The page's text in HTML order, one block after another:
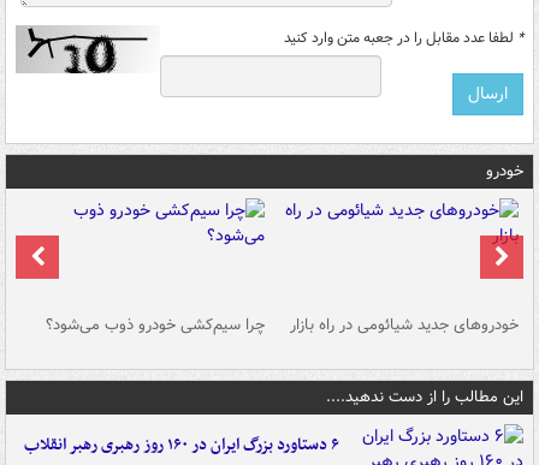
* لطفا عدد مقابل را در جعبه متن وارد کنید
خودرو
خودروهای جدید شیائومی در راه بازار چرا سیم‌کشی خودرو ذوب می‌شود؟
این مطالب را از دست ندهید....
۶ دستاورد بزرگ ایران در ۱۶۰ روز رهبری رهبر انقلاب